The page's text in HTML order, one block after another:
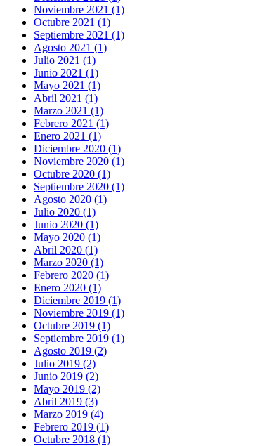
Noviembre 2021 (1)
Octubre 2021 (1)
Septiembre 2021 (1)
Agosto 2021 (1)
Julio 2021 (1)
Junio 2021 (1)
Mayo 2021 (1)
Abril 2021 (1)
Marzo 2021 (1)
Febrero 2021 (1)
Enero 2021 (1)
Diciembre 2020 (1)
Noviembre 2020 (1)
Octubre 2020 (1)
Septiembre 2020 (1)
Agosto 2020 (1)
Julio 2020 (1)
Junio 2020 (1)
Mayo 2020 (1)
Abril 2020 (1)
Marzo 2020 (1)
Febrero 2020 (1)
Enero 2020 (1)
Diciembre 2019 (1)
Noviembre 2019 (1)
Octubre 2019 (1)
Septiembre 2019 (1)
Agosto 2019 (2)
Julio 2019 (2)
Junio 2019 (2)
Mayo 2019 (2)
Abril 2019 (3)
Marzo 2019 (4)
Febrero 2019 (1)
Octubre 2018 (1)